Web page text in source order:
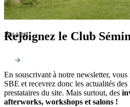
Au vert
Rejoignez le Club
En souscrivant à notre newsletter,
SBE et recevrez donc les actualités des
prestataires du site. Mais surtout, des
afterworks, workshops et salons !